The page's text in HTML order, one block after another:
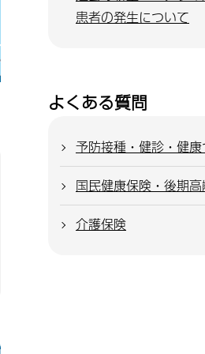
患者の発生について
よくある質問
予防接種・健診・健康
国民健康保険・後期
介護保険